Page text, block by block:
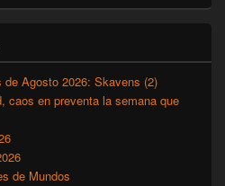
de Agosto 2026: Skavens (2)
caos en preventa la semana que
de Mundos